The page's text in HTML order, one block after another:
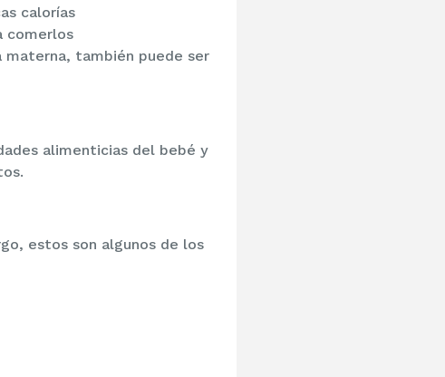
calorías
comerlos
materna, también puede ser
alimenticias del bebé y
estos son algunos de los